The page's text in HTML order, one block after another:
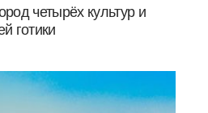
четырёх культур и
готики